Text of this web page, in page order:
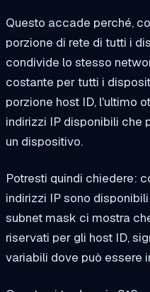
Questo accade perché,
porzione di rete di tutti i
condivide lo stesso
costante per tutti i
porzione host ID, l'ultimo
indirizzi IP disponibili che
un dispositivo.
Potresti quindi chiedere:
indirizzi IP sono
subnet mask ci mostra
riservati per gli host ID,
variabili dove può essere